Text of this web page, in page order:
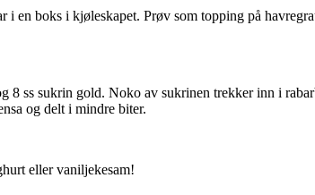
en boks i kjøleskapet. Prøv som topping på
8 ss sukrin gold. Noko av sukrinen trekker inn i
og delt i mindre biter.
eller vaniljekesam!